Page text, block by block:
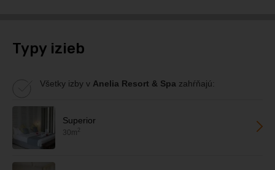
Typy izieb
Všetky izby v Anelia Resort & Spa zahŕňajú:
Superior
30m 2